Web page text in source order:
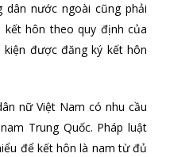
dân nước ngoài cũng phải
hôn theo quy định của
được đăng ký kết hôn
nữ Việt Nam có nhu cầu
Trung Quốc. Pháp luật
để kết hôn là nam từ đủ